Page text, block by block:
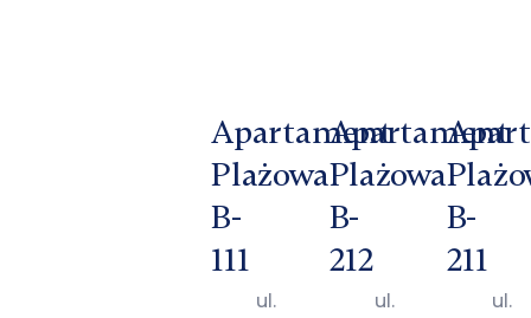
Apartament
Plażowa
B-
111
ul.
Apartament
Plażowa
B-
212
ul.
B-
211
ul.